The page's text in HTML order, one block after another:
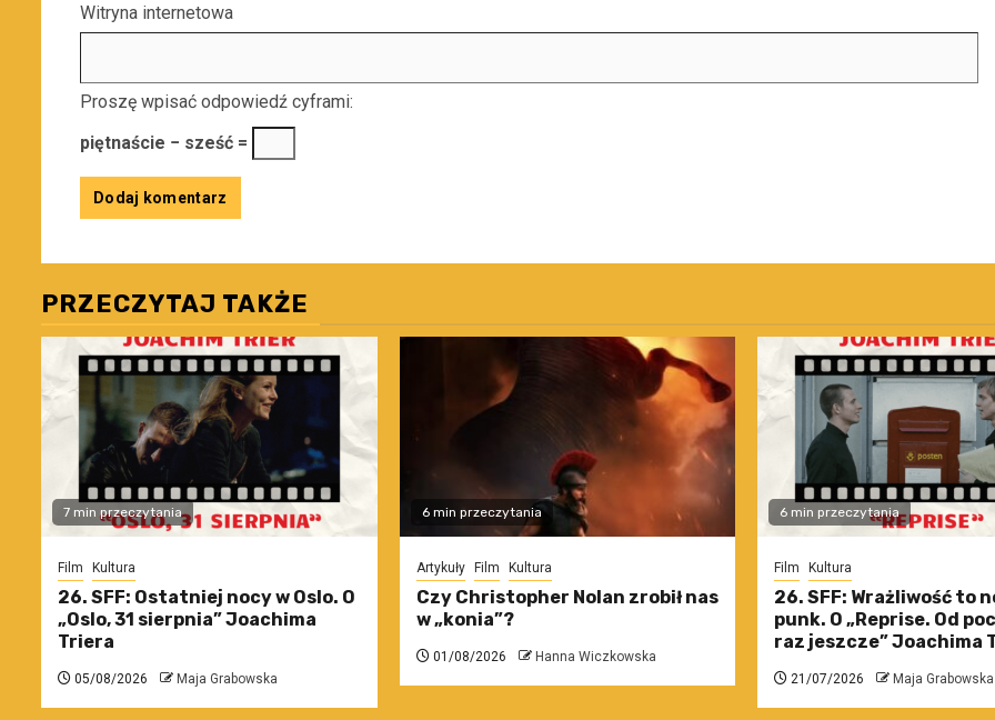
Witryna internetowa
Proszę wpisać odpowiedź cyframi:
piętnaście − sześć =
PRZECZYTAJ TAKŻE
7 min przeczytania
Film Kultura
26. SFF: Ostatniej nocy w Oslo. O
„Oslo, 31 sierpnia” Joachima
Triera
05/08/2026 Maja Grabowska
6 min przeczytania
Artykuły Film Kultura
Czy Christopher Nolan zrobił nas
w „konia”?
01/08/2026 Hanna Wiczkowska
6 min przeczytania
Film Kultura
26. SFF: Wrażliwość to
punk. O „Reprise. Od
raz jeszcze” Joachima
21/07/2026 Maja Grabowska